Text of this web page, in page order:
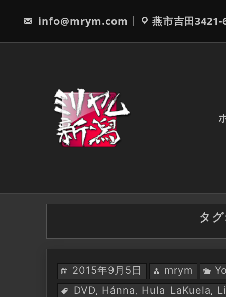
info@mrym.com 燕市吉田3421-
タ
2015年9月5日 mrym
DVD, Hánna, Hula LaKuela,